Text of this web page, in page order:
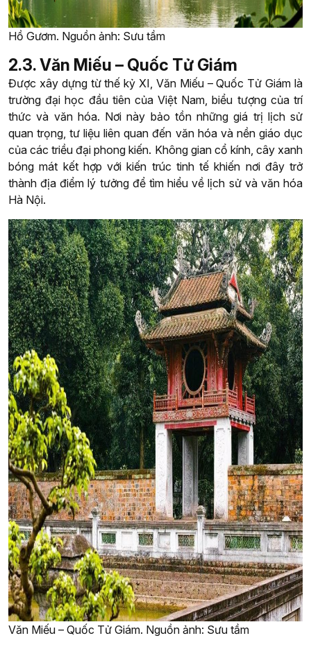
Hồ Gươm. Nguồn ảnh: Sưu tầm
2.3. Văn Miếu – Quốc Tử Giám
Được xây dựng từ thế kỷ XI, Văn Miếu – Quốc Tử Giám là
trường đại học đầu tiên của Việt Nam, biểu tượng của trí
thức và văn hóa. Nơi này bảo tồn những giá trị lịch sử
quan trọng, tư liệu liên quan đến văn hóa và nền giáo dục
của các triều đại phong kiến. Không gian cổ kính, cây xanh
bóng mát kết hợp với kiến trúc tinh tế khiến nơi đây trở
thành địa điểm lý tưởng để tìm hiểu về lịch sử và văn hóa
Hà Nội.
Văn Miếu – Quốc Tử Giám. Nguồn ảnh: Sưu tầm